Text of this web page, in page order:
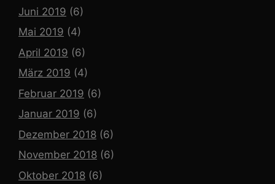
Juni 2019 (6)
Mai 2019 (4)
April 2019 (6)
März 2019 (4)
Februar 2019 (6)
Januar 2019 (6)
Dezember 2018 (6)
November 2018 (6)
Oktober 2018 (6)